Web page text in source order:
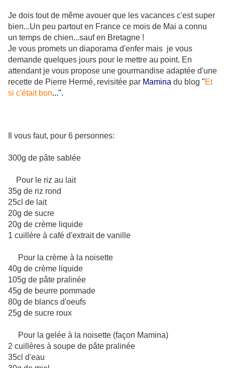
Je dois tout de même avouer que les vacances c'est super
bien...Un peu partout en France ce mois de Mai a connu
un temps de chien...sauf en Bretagne !
Je vous promets un diaporama d'enfer mais je vous
demande quelques jours pour le mettre au point. En
attendant je vous propose une gourmandise adaptée d'une
recette de Pierre Hermé, revisitée par Mamina du blog "Et
si c'était bon...".
Il vous faut, pour 6 personnes:
300g de pâte sablée
Pour le riz au lait
35g de riz rond
25cl de lait
20g de sucre
20g de crème liquide
1 cuillère à café d'extrait de vanille
Pour la crème à la noisette
40g de crème liquide
105g de pâte pralinée
45g de beurre pommade
80g de blancs d'oeufs
25g de sucre roux
Pour la gelée à la noisette (façon Mamina)
2 cuillères à soupe de pâte pralinée
35cl d'eau